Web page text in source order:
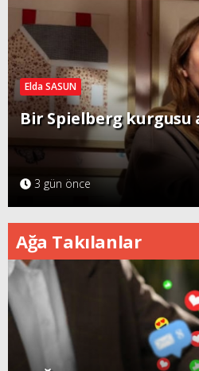
Elda SASUN
Bir Spielberg kurgusu
3 gün önce
Ağa Takılanlar